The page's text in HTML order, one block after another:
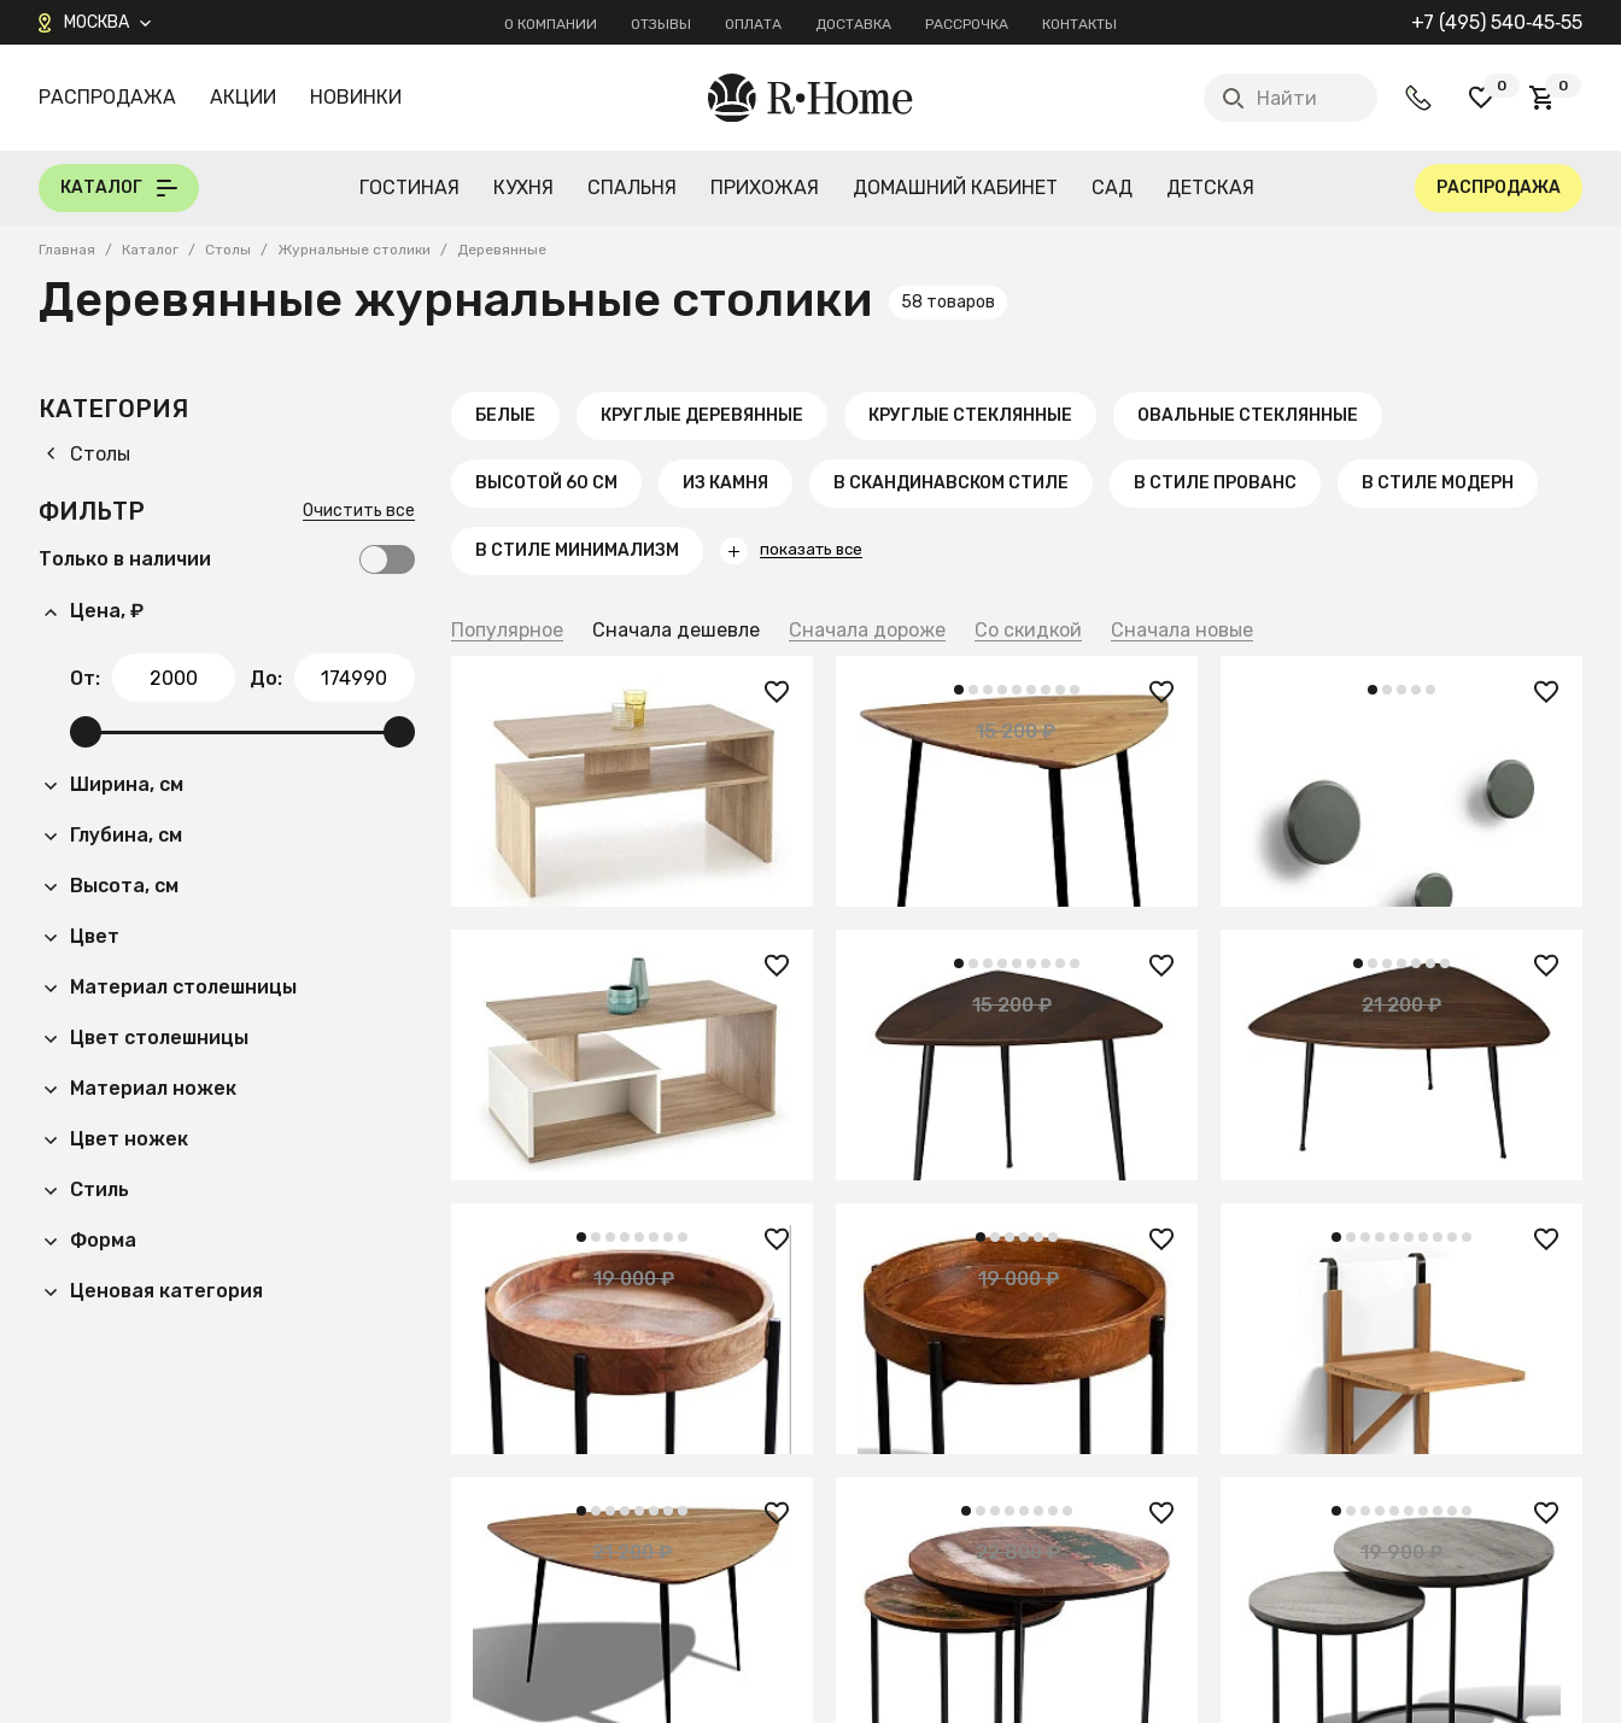
МОСКВА О КОМПАНИИ ОТЗЫВЫ ОПЛАТА ДОСТАВКА РАССРОЧКА КОНТАКТЫ +7 (495) 540‑45‑55
КАТАЛОГ
РАСПРОДАЖА АКЦИИ НОВИНКИ Найти
0 0
КАТАЛОГ ГОСТИНАЯ КУХНЯ СПАЛЬНЯ ПРИХОЖАЯ ДОМАШНИЙ КАБИНЕТ САД ДЕТСКАЯ РАСПРОДАЖА
Главная / Каталог / Столы / Журнальные столики / Деревянные
Деревянные журнальные столики 58 товаров
КАТЕГОРИЯ
Столы
ФИЛЬТР Очистить все
Только в наличии
Цена, ₽
От: До:
Ширина, см
Глубина, см
Высота, см
Цвет
Материал столешницы
Цвет столешницы
Материал ножек
Цвет ножек
Стиль
Форма
Ценовая категория
БЕЛЫЕ КРУГЛЫЕ ДЕРЕВЯННЫЕ КРУГЛЫЕ СТЕКЛЯННЫЕ ОВАЛЬНЫЕ СТЕКЛЯННЫЕ
ВЫСОТОЙ 60 СМ ИЗ КАМНЯ В СКАНДИНАВСКОМ СТИЛЕ В СТИЛЕ ПРОВАНС В СТИЛЕ МОДЕРН
В СТИЛЕ МИНИМАЛИЗМ показать все
Популярное Сначала дешевле Сначала дороже Со скидкой Сначала новые
8 620 ₽
Стол журнальный SIGMA (дуб
сонома)
СООБЩИТЬ О ПОСТУПЛЕНИИ
Временно отсутствует
10 700 ₽ 15 200 ₽ — 30%
Столик из массива акации,
ШАНАЙЯ
СООБЩИТЬ О ПОСТУПЛЕНИИ
Временно отсутствует
Набор вешалок Nadua зеленый
11 580 ₽
Стол журнальный COMBO (дуб
сонома/белый)
СООБЩИТЬ О ПОСТУПЛЕНИИ
Временно отсутствует
11 900 ₽ 15 200 ₽ — 22%
Столик из массива акации,
ШАНАЙЯ Браун
СООБЩИТЬ О ПОСТУПЛЕНИИ
Временно отсутствует
14 300 ₽ 21 200 ₽ — 33%
Столик из массива акации, ПАРИ
14 900 ₽ 19 000 ₽ — 22%
Столик из массива манго, АНИЯ
СООБЩИТЬ О ПОСТУПЛЕНИИ
Временно отсутствует
14 900 ₽ 19 000 ₽ — 22%
Столик из массива манго, АНИЯ
АХРО
СООБЩИТЬ О ПОСТУПЛЕНИИ
Временно отсутствует
14 990 ₽
складной из массива акации
В КОРЗИНУ
15 900 ₽ 21 200 ₽ — 25%
Столик из массива акации, ПАРИ
СООБЩИТЬ О ПОСТУПЛЕНИИ
Временно отсутствует
17 900 ₽ 22 800 ₽ — 21%
Стол журнальный лофт,
комплект ИНДУ
В КОРЗИНУ
17 900 ₽ 19 900 ₽ — 10%
Набор серых столиков, ИНДУ
ДХУСАР
В КОРЗИНУ